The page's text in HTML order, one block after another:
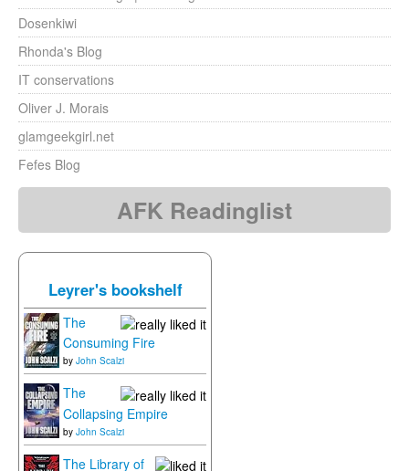
Dosenkiwi
Rhonda's Blog
IT conservations
Oliver J. Morais
glamgeekgirl.net
Fefes Blog
AFK Readinglist
Leyrer's bookshelf
The
Consuming Fire
by John Scalzi
The
Collapsing Empire
by John Scalzi
The Library of